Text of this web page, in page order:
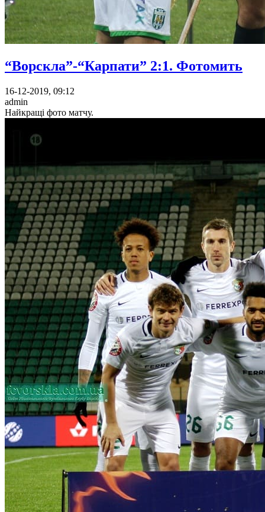
“Ворскла”-“Карпати” 2:1. Фотомить
16-12-2019, 09:12
admin
Найкращі фото матчу.